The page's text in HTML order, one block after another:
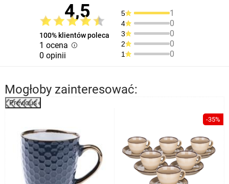
4,5
100% klientów poleca
1 ocena
0 opinii
5 1
4 0
3 0
2 0
1 0
Mogłoby zainteresować:
Previous
-35%